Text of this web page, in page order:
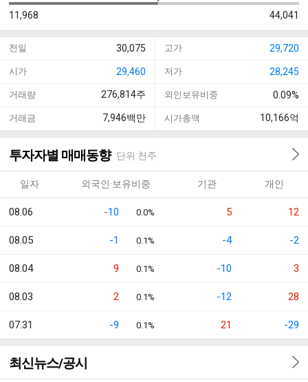
11,968 44,041
전일 30,075 고가 29,720
시가 29,460 저가 28,245
거래량 276,814주 외인보유비중 0.09%
거래금 7,946백만 시가총액 10,166억
투자자별 매매동향 단위:천주
일자 외국인·보유비중 기관 개인
08.06 -10 0.0% 5 12
08.05 -1 0.1% -4 -2
08.04 9 0.1% -10 3
08.03 2 0.1% -12 28
07.31 -9 0.1% 21 -29
최신뉴스/공시